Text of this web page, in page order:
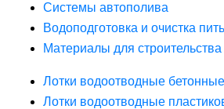
Системы автополива
Водоподготовка и очистка
Материалы для
Лотки водоотводные бетонные
Лотки водоотводные